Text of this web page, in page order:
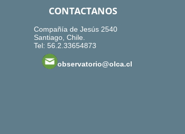
CONTACTANOS
Compañía de Jesús 2540
Santiago, Chile.
Tel: 56.2.33654873
observatorio@olca.cl